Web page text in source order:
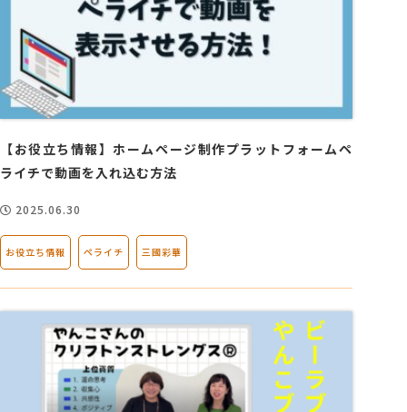
【お役立ち情報】ホームページ制作プラットフォームペ
ライチで動画を入れ込む方法
2025.06.30
お役立ち情報 ペライチ 三國彩華